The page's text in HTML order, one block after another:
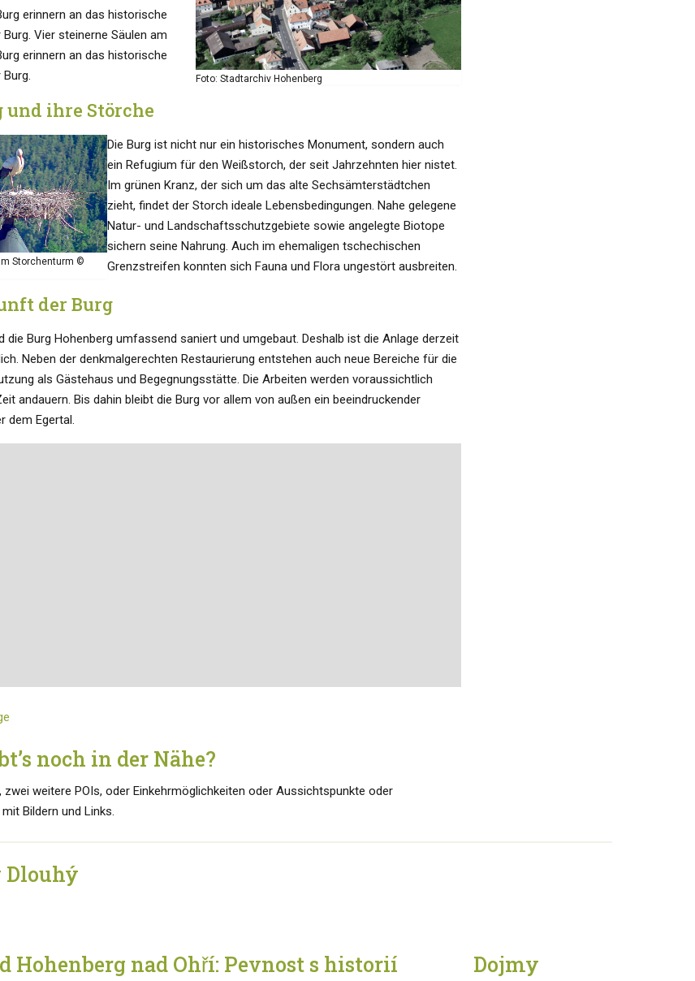
erinnern an das historische
Vier steinerne Säulen am
erinnern an das historische
Foto: Stadtarchiv Hohenberg
und ihre Störche
Storchenturm ©
Die Burg ist nicht nur ein historisches Monument, sondern auch
ein Refugium für den Weißstorch, der seit Jahrzehnten hier nistet.
Im grünen Kranz, der sich um das alte Sechsämterstädtchen
zieht, findet der Storch ideale Lebensbedingungen. Nahe gelegene
Natur- und Landschaftsschutzgebiete sowie angelegte Biotope
sichern seine Nahrung. Auch im ehemaligen tschechischen
Grenzstreifen konnten sich Fauna und Flora ungestört ausbreiten.
der Burg
die Burg Hohenberg umfassend saniert und umgebaut. Deshalb ist die Anlage derzeit
Neben der denkmalgerechten Restaurierung entstehen auch neue Bereiche für die
als Gästehaus und Begegnungsstätte. Die Arbeiten werden voraussichtlich
andauern. Bis dahin bleibt die Burg vor allem von außen ein beeindruckender
dem Egertal.
noch in der Nähe?
zwei weitere POIs, oder Einkehrmöglichkeiten oder Aussichtspunkte oder
Bildern und Links.
Dlouhý
Hohenberg nad Ohří: Pevnost s historií Dojmy